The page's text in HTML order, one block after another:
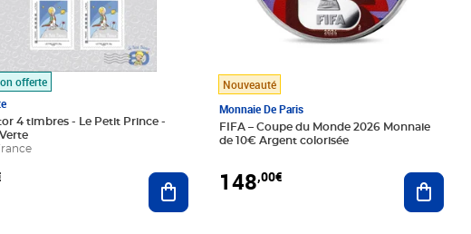
offerte
4 timbres - Le Petit Prince -
Ajouter au panier
Nouveauté
Monnaie De Paris
FIFA – Coupe du Monde 2026 Monnaie
de 10€ Argent colorisée
148,00€